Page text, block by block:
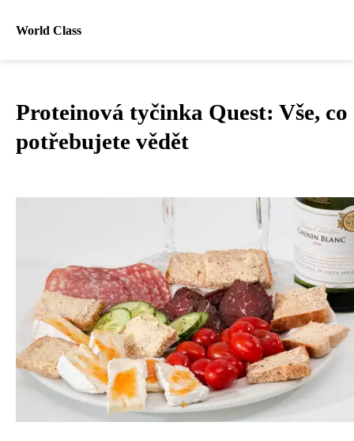
World Class
Proteinová tyčinka Quest: Vše, co
potřebujete vědět